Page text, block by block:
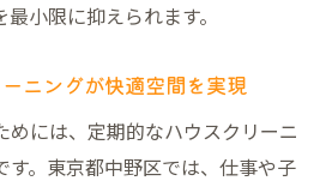
小限に抑えられます。
ニングが快適空間を実現
めには、定期的なハウスクリーニ
す。東京都中野区では、仕事や子